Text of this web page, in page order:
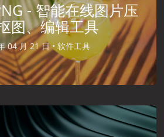
- 智能在线图片压
图、编辑工具
04 月 21 日 •软件工具